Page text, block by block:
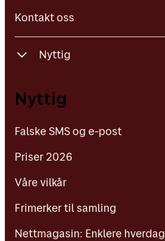
Kontakt oss
Nyttig
Falske SMS og e-post
Nyttig
Falske SMS og e-post
Priser 2026
Våre vilkår
Frimerker til samling
Nettmagasin: Enklere hverdag